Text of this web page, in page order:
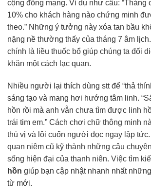
cộng đồng mạng. Ví dụ như câu: “Tháng
10% cho khách hàng nào chứng minh
theo.” Những ý tưởng này xóa tan bầu
nặng nề thường thấy của tháng 7 âm
chính là liều thuốc bổ giúp chúng ta đối
khăn một cách lạc quan.
Nhiều người lại thích dùng stt để “thả
sáng tạo và mang hơi hướng tâm linh.
hồn rồi mà anh vẫn chưa tìm được linh
trái tim em.” Cách chơi chữ thông minh
thú vị và lôi cuốn người đọc ngay lập
quan niệm cũ kỹ thành những câu
sống hiện đại của thanh niên. Việc tìm
hồn giúp bạn cập nhật nhanh nhất
từ mới.